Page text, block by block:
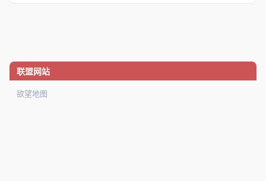
联盟网站
欲望地图